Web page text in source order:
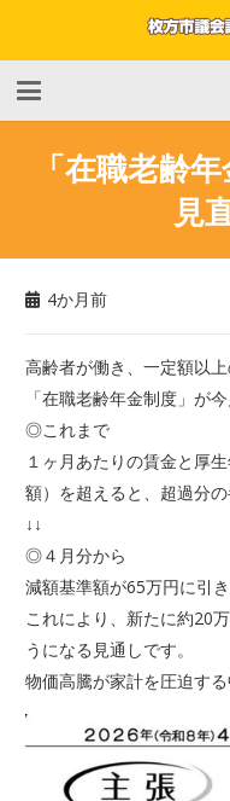
「在職老齢
見
4か月前
高齢者が働き、一定額以
「在職老齢年金制度」が
◎これまで
１ヶ月あたりの賃金と厚
額）を超えると、超過分
↓↓
◎４月分から
減額基準額が65万円に引
これにより、新たに約20
うになる見通しです。
物価高騰が家計を圧迫す